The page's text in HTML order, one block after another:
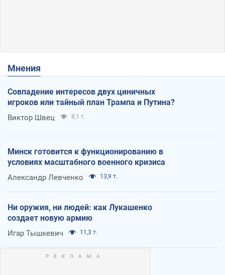
Мнения
Совпадение интересов двух циничных
игроков или тайный план Трампа и Путина?
Виктор Швец 8,1 т.
Минск готовится к функционированию в
условиях масштабного военного кризиса
Александр Левченко 13,9 т.
Ни оружия, ни людей: как Лукашенко
создает новую армию
Игар Тышкевич 11,3 т.